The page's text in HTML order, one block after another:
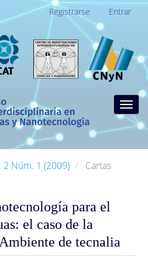
Registrarse Entrar
2 Núm. 1 (2009) Cartas
para el
el caso de la
de tecnalia